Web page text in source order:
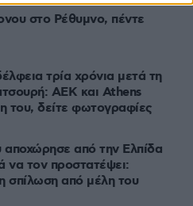
στο Ρέθυμνο, πέντε
τρία χρόνια μετά τη
ΑΕΚ και Athens
του, δείτε φωτογραφίες
από την Ελπίδα
να τον προστατέψει:
σπίλωση από μέλη του